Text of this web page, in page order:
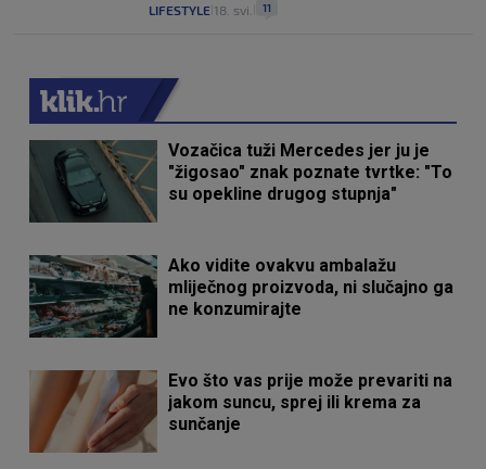
LIFESTYLE 18. svi. 11
Vozačica tuži Mercedes jer ju je
"žigosao" znak poznate tvrtke: "To
su opekline drugog stupnja"
Ako vidite ovakvu ambalažu
mliječnog proizvoda, ni slučajno ga
ne konzumirajte
Evo što vas prije može prevariti na
jakom suncu, sprej ili krema za
sunčanje